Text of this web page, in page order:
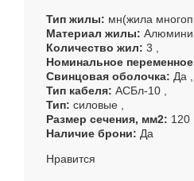
Тип жилы
мн(жила
Материал жилы
Количество жил
3
Номинальное
Свинцовая оболочка Да
Тип кабеля АСБл-10
Тип силовые
Размер сечения, мм2
120
Наличие брони
Да
Нравится